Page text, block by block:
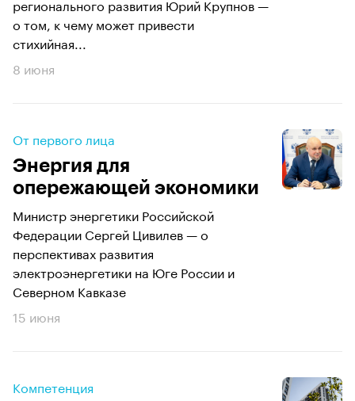
регионального развития Юрий Крупнов —
о том, к чему может привести
стихийная...
8 июня
От первого лица
Энергия для
опережающей экономики
Министр энергетики Российской
Федерации Сергей Цивилев — о
перспективах развития
электроэнергетики на Юге России и
Северном Кавказе
15 июня
Компетенция